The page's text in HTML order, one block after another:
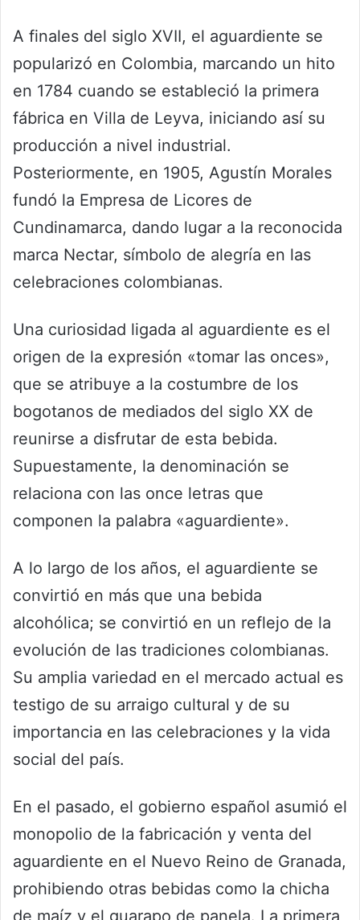
A finales del siglo XVII, el aguardiente se
popularizó en Colombia, marcando un hito
en 1784 cuando se estableció la primera
fábrica en Villa de Leyva, iniciando así su
producción a nivel industrial.
Posteriormente, en 1905, Agustín Morales
fundó la Empresa de Licores de
Cundinamarca, dando lugar a la reconocida
marca Nectar, símbolo de alegría en las
celebraciones colombianas.
Una curiosidad ligada al aguardiente es el
origen de la expresión «tomar las onces»,
que se atribuye a la costumbre de los
bogotanos de mediados del siglo XX de
reunirse a disfrutar de esta bebida.
Supuestamente, la denominación se
relaciona con las once letras que
componen la palabra «aguardiente».
A lo largo de los años, el aguardiente se
convirtió en más que una bebida
alcohólica; se convirtió en un reflejo de la
evolución de las tradiciones colombianas.
Su amplia variedad en el mercado actual es
testigo de su arraigo cultural y de su
importancia en las celebraciones y la vida
social del país.
En el pasado, el gobierno español asumió el
monopolio de la fabricación y venta del
aguardiente en el Nuevo Reino de Granada,
prohibiendo otras bebidas como la chicha